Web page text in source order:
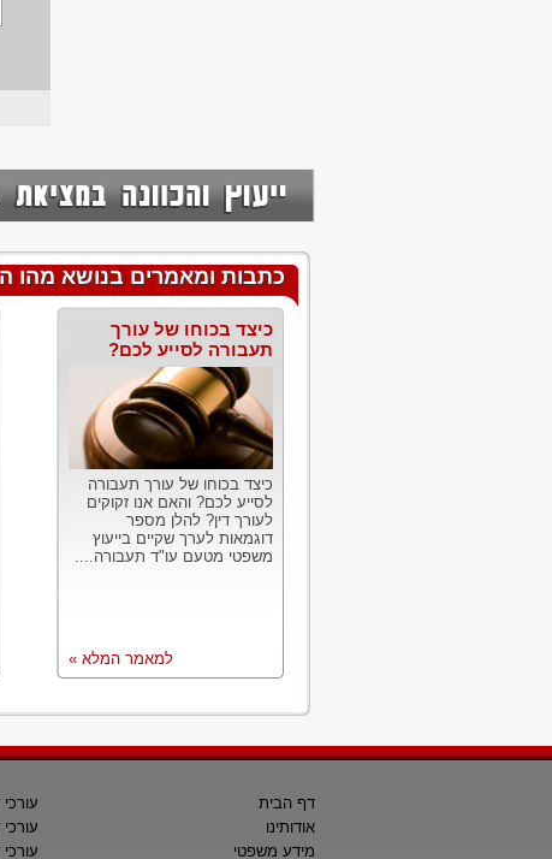
כתבות ומאמרים בנושא מהו
כיצד בכוחו של עורך
תעבורה לסייע לכם?
כיצד בכוחו של עורך תעבורה
לסייע לכם? והאם אנו זקוקים
לעורך דין? להלן מספר
דוגמאות לערך שקיים בייעוץ
משפטי מטעם עו"ד תעבורה....
למאמר המלא »
דף הבית
אודותינו
מידע משפטי
עורכי